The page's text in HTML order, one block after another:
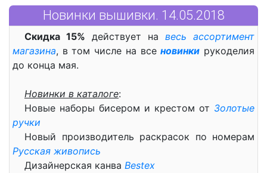
Новинки вышивки. 14.05.2018
Скидка 15% действует на весь ассортимент
магазина, в том числе на всеновинки рукоделия
до конца мая.
Новинки в каталоге:
Новые наборы бисером и крестом от Золотые
ручки
Новый производитель раскрасок по номерам
Русская живопись
Дизайнерская канва Bestex